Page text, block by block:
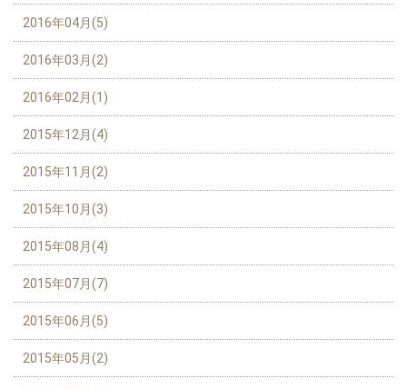
2016年04月(5)
2016年03月(2)
2016年02月(1)
2015年12月(4)
2015年11月(2)
2015年10月(3)
2015年08月(4)
2015年07月(7)
2015年06月(5)
2015年05月(2)